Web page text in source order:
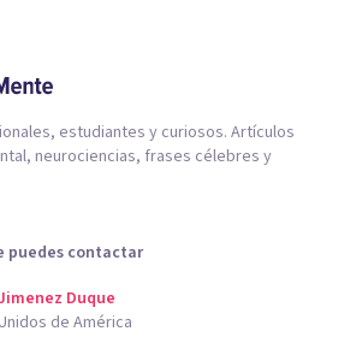
estudiantes y curiosos. Artículos
neurociencias, frases célebres y
puedes contactar
Duque
de América